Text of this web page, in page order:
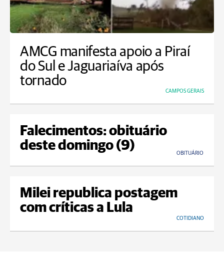
AMCG manifesta apoio a Piraí
do Sul e Jaguariaíva após
tornado
CAMPOS GERAIS
Falecimentos: obituário
deste domingo (9)
OBITUÁRIO
Milei republica postagem
com críticas a Lula
COTIDIANO